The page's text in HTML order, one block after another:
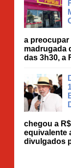
a preocupar
madrugada
das 3h30, a
chegou a
equivalente
divulgados